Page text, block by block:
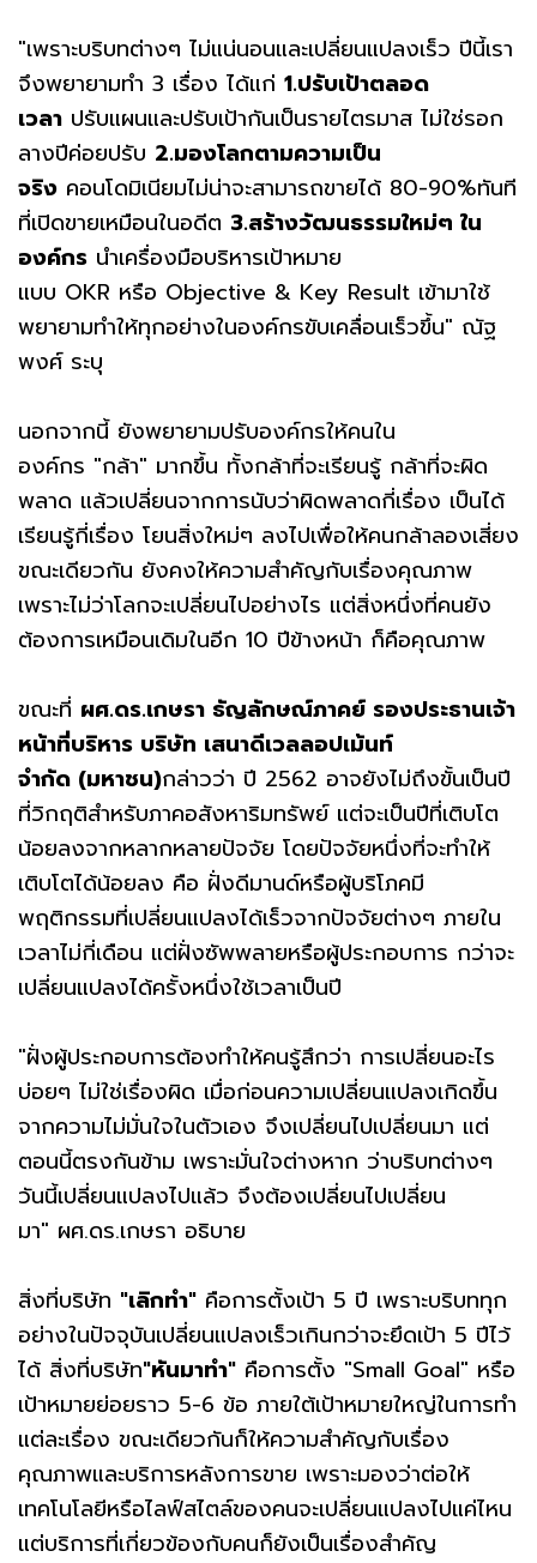
"เพราะบริบทต่างๆ ไม่แน่นอนและเปลี่ยนแปลงเร็ว ปีนี้เรา
จึงพยายามทำ 3 เรื่อง ได้แก่ 1.ปรับเป้าตลอด
เวลา ปรับแผนและปรับเป้ากันเป็นรายไตรมาส ไม่ใช่รอก
ลางปีค่อยปรับ 2.มองโลกตามความเป็น
จริง คอนโดมิเนียมไม่น่าจะสามารถขายได้ 80-90%ทันที
ที่เปิดขายเหมือนในอดีต 3.สร้างวัฒนธรรมใหม่ๆ ใน
องค์กร นำเครื่องมือบริหารเป้าหมาย
แบบ OKR หรือ Objective & Key Result เข้ามาใช้
พยายามทำให้ทุกอย่างในองค์กรขับเคลื่อนเร็วขึ้น" ณัฐ
พงศ์ ระบุ
นอกจากนี้ ยังพยายามปรับองค์กรให้คนใน
องค์กร "กล้า" มากขึ้น ทั้งกล้าที่จะเรียนรู้ กล้าที่จะผิด
พลาด แล้วเปลี่ยนจากการนับว่าผิดพลาดกี่เรื่อง เป็นได้
เรียนรู้กี่เรื่อง โยนสิ่งใหม่ๆ ลงไปเพื่อให้คนกล้าลองเสี่ยง
ขณะเดียวกัน ยังคงให้ความสำคัญกับเรื่องคุณภาพ
เพราะไม่ว่าโลกจะเปลี่ยนไปอย่างไร แต่สิ่งหนึ่งที่คนยัง
ต้องการเหมือนเดิมในอีก 10 ปีข้างหน้า ก็คือคุณภาพ
ขณะที่ ผศ.ดร.เกษรา ธัญลักษณ์ภาคย์ รองประธานเจ้า
หน้าที่บริหาร บริษัท เสนาดีเวลลอปเม้นท์
จำกัด (มหาชน)กล่าวว่า ปี 2562 อาจยังไม่ถึงขั้นเป็นปี
ที่วิกฤติสำหรับภาคอสังหาริมทรัพย์ แต่จะเป็นปีที่เติบโต
น้อยลงจากหลากหลายปัจจัย โดยปัจจัยหนึ่งที่จะทำให้
เติบโตได้น้อยลง คือ ฝั่งดีมานด์หรือผู้บริโภคมี
พฤติกรรมที่เปลี่ยนแปลงได้เร็วจากปัจจัยต่างๆ ภายใน
เวลาไม่กี่เดือน แต่ฝั่งซัพพลายหรือผู้ประกอบการ กว่าจะ
เปลี่ยนแปลงได้ครั้งหนึ่งใช้เวลาเป็นปี
"ฝั่งผู้ประกอบการต้องทำให้คนรู้สึกว่า การเปลี่ยนอะไร
บ่อยๆ ไม่ใช่เรื่องผิด เมื่อก่อนความเปลี่ยนแปลงเกิดขึ้น
จากความไม่มั่นใจในตัวเอง จึงเปลี่ยนไปเปลี่ยนมา แต่
ตอนนี้ตรงกันข้าม เพราะมั่นใจต่างหาก ว่าบริบทต่างๆ
วันนี้เปลี่ยนแปลงไปแล้ว จึงต้องเปลี่ยนไปเปลี่ยน
มา" ผศ.ดร.เกษรา อธิบาย
สิ่งที่บริษัท "เลิกทำ" คือการตั้งเป้า 5 ปี เพราะบริบททุก
อย่างในปัจจุบันเปลี่ยนแปลงเร็วเกินกว่าจะยึดเป้า 5 ปีไว้
ได้ สิ่งที่บริษัท"หันมาทำ" คือการตั้ง "Small Goal" หรือ
เป้าหมายย่อยราว 5-6 ข้อ ภายใต้เป้าหมายใหญ่ในการทำ
แต่ละเรื่อง ขณะเดียวกันก็ให้ความสำคัญกับเรื่อง
คุณภาพและบริการหลังการขาย เพราะมองว่าต่อให้
เทคโนโลยีหรือไลฟ์สไตล์ของคนจะเปลี่ยนแปลงไปแค่ไหน
แต่บริการที่เกี่ยวข้องกับคนก็ยังเป็นเรื่องสำคัญ